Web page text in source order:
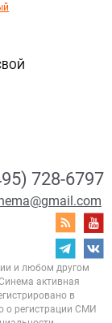
728-6797
и любом другом
активная
в
о регистрации СМИ